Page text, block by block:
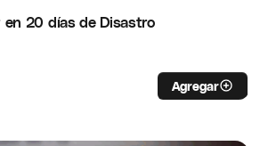
en 20 días de Disastro
Agregar